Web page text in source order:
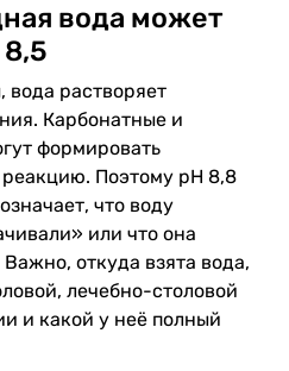
вода может
вода растворяет
Карбонатные и
формировать
Поэтому pH 8,8
что воду
или что она
откуда взята вода,
лечебно-столовой
и какой у неё полный